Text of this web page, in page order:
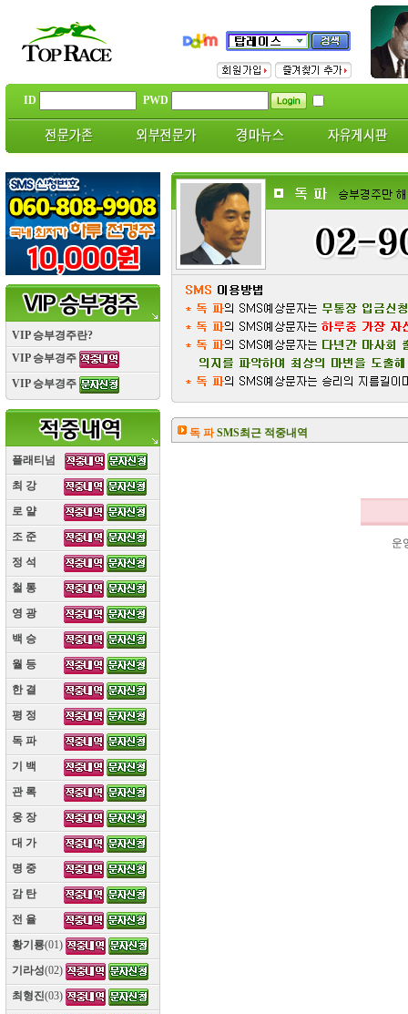
ID PWD
VIP 승부경주란?
VIP 승부경주
VIP 승부경주
플래티넘
최 강
로 얄
조 준
정 석
철 통
영 광
백 승
월 등
한 결
평 정
독 파
기 백
관 록
웅 장
대 가
명 중
감 탄
전 율
황기룡(01)
기라성(02)
최형진(03)
독 파 SMS최근 적중내역
운